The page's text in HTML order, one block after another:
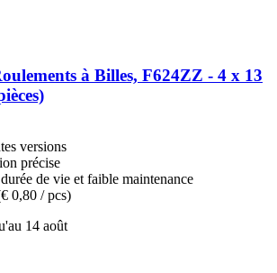
à Billes, F624ZZ -​ 4 x 13
versions
précise
de vie et faible maintenance
0,80 / pcs)
14 août